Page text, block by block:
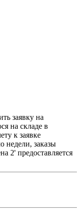
заявку на
на складе в
к заявке
недели, заказы
2' предоставляется